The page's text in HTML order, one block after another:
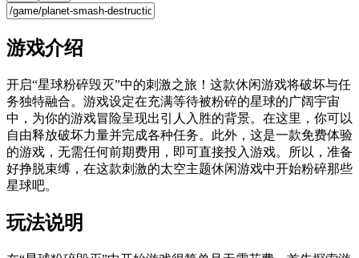
游戏介绍
开启“星球粉碎毁灭”中的刺激之旅！这款休闲游戏将破坏与任
务独特融合。游戏设定在充满等待被粉碎的星球的广阔宇宙
中，为你的游戏冒险呈现出引人入胜的背景。在这里，你可以
自由释放破坏力量并完成各种任务。此外，这是一款免费体验
的游戏，无需任何前期费用，即可直接投入游戏。所以，准备
好挣脱束缚，在这款刺激的太空主题休闲游戏中开始粉碎那些
星球吧。
玩法说明